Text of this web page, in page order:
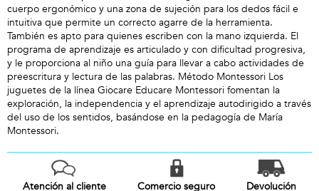
cuerpo ergonómico y una zona de sujeción para los dedos fácil e
intuitiva que permite un correcto agarre de la herramienta.
También es apto para quienes escriben con la mano izquierda. El
programa de aprendizaje es articulado y con dificultad progresiva,
y le proporciona al niño una guía para llevar a cabo actividades de
preescritura y lectura de las palabras. Método Montessori Los
juguetes de la línea Giocare Educare Montessori fomentan la
exploración, la independencia y el aprendizaje autodirigido a través
del uso de los sentidos, basándose en la pedagogía de María
Montessori.
Atención al cliente
Comercio seguro
Devolución